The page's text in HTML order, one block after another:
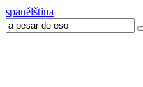
spanělština